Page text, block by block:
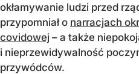
okłamywanie ludzi przed
przypomniał o narracjach
covidowej – a także
i nieprzewidywalność
przywódców.